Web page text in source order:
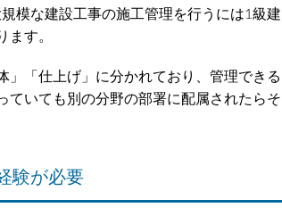
模な建設工事の施工管理を行うには1級建
ます。
」「仕上げ」に分かれており、管理できる
ていても別の分野の部署に配属されたらそ
験が必要